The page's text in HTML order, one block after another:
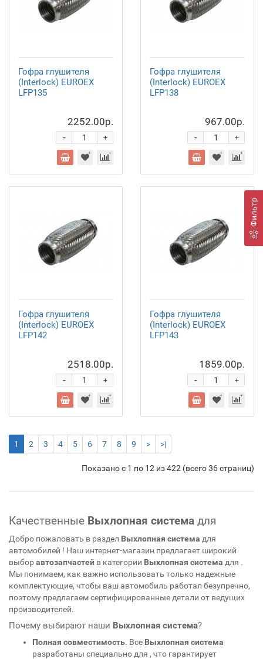
Фильтр
Гофра глушителя
(Interlock) EUROEX
LFP135
2252.00р.
+
-
Гофра глушителя
(Interlock) EUROEX
LFP138
967.00р.
+
-
Гофра глушителя
(Interlock) EUROEX
LFP142
2518.00р.
+
-
Гофра глушителя
(Interlock) EUROEX
LFP143
1859.00р.
+
-
1 2 3 4 5 6 7 8 9 > >|
Показано с 1 по 12 из 422 (всего 36 страниц)
Качественные Выхлопная система для
Добро пожаловать в раздел Выхлопная система для
автомобилей ! Наш интернет-магазин предлагает широкий
выборавтозапчастей в категории Выхлопная система для .
Мы понимаем, как важно использовать только надежные
комплектующие, чтобы ваш автомобиль работал безупречно,
поэтому предлагаем сертифицированные детали от ведущих
производителей.
Почему выбирают наши Выхлопная система?
Полная совместимость. Все Выхлопная система
разработаны специально для , что гарантирует